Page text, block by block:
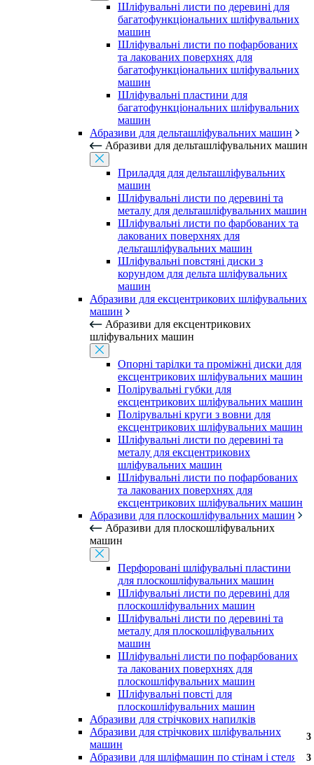
Шліфувальні листи по деревині для
багатофункціональних шліфувальних
машин
Шліфувальні листи по пофарбованих
та лакованих поверхнях для
багатофункціональних шліфувальних
машин
Шліфувальні пластини для
багатофункціональних шліфувальних
машин
Абразиви для дельташліфувальних машин
Абразиви для дельташліфувальних машин
Приладдя для дельташліфувальних
машин
Шліфувальні листи по деревині та
металу для дельташліфувальних машин
Шліфувальні листи по фарбованих та
лакованих поверхнях для
дельташліфувальних машин
Шліфувальні повстяні диски з
корундом для дельта шліфувальних
машин
Абразиви для ексцентрикових шліфувальних
машин
Абразиви для ексцентрикових
шліфувальних машин
Опорні тарілки та проміжні диски для
ексцентрикових шліфувальних машин
Полірувальні губки для
ексцентрикових шліфувальних машин
Полірувальні круги з вовни для
ексцентрикових шліфувальних машин
Шліфувальні листи по деревині та
металу для ексцентрикових
шліфувальних машин
Шліфувальні листи по пофарбованих
та лакованих поверхнях для
ексцентрикових шліфувальних машин
Абразиви для плоскошліфувальних машин
Абразиви для плоскошліфувальних
машин
Перфоровані шліфувальні пластини
для плоскошліфувальних машин
Шліфувальні листи по деревині для
плоскошліфувальних машин
Шліфувальні листи по деревині та
металу для плоскошліфувальних
машин
Шліфувальні листи по пофарбованих
та лакованих поверхнях для
плоскошліфувальних машин
Шліфувальні повсті для
плоскошліфувальних машин
Абразиви для стрічкових напилків
Абразиви для стрічкових шліфувальних
машин
Абразиви для шліфмашин по стінам і стелям
3
3
3
3
3
3
3
3
3
3
3
3
3
3
3
3
3
3
3
3
3
3
3
3
3
3
3
3
3
3
3
3
3
3
3
3
3
3
3
3
3
3
3
3